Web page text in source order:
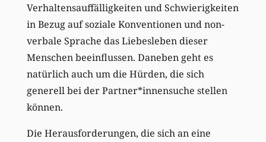
Verhaltensauffälligkeiten und Schwierigkeiten
in Bezug auf soziale Konventionen und non-
verbale Sprache das Liebesleben dieser
Menschen beeinflussen. Daneben geht es
natürlich auch um die Hürden, die sich
generell bei der Partner*innensuche stellen
können.
Die Herausforderungen, die sich an eine